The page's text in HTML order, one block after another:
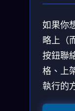
如果你
略上（
按鈕聯
格、上
執行的